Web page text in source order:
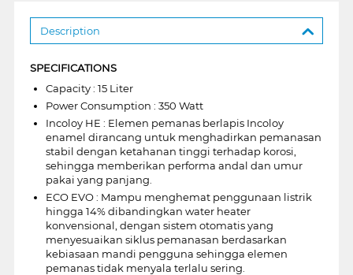
Description
SPECIFICATIONS
Capacity : 15 Liter
Power Consumption : 350 Watt
Incoloy HE : Elemen pemanas berlapis Incoloy
enamel dirancang untuk menghadirkan pemanasan
stabil dengan ketahanan tinggi terhadap korosi,
sehingga memberikan performa andal dan umur
pakai yang panjang.
ECO EVO : Mampu menghemat penggunaan listrik
hingga 14% dibandingkan water heater
konvensional, dengan sistem otomatis yang
menyesuaikan siklus pemanasan berdasarkan
kebiasaan mandi pengguna sehingga elemen
pemanas tidak menyala terlalu sering.